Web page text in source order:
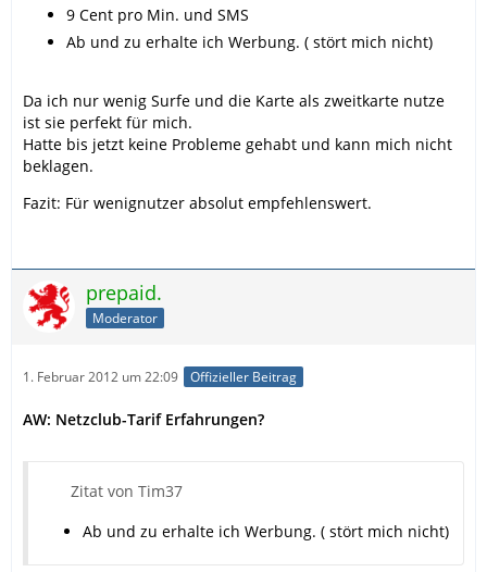
9 Cent pro Min. und SMS
Ab und zu erhalte ich Werbung. ( stört mich nicht)
Da ich nur wenig Surfe und die Karte als zweitkarte nutze
ist sie perfekt für mich.
Hatte bis jetzt keine Probleme gehabt und kann mich nicht
beklagen.
Fazit: Für wenignutzer absolut empfehlenswert.
prepaid.
Moderator
1. Februar 2012 um 22:09 Offizieller Beitrag
AW: Netzclub-Tarif Erfahrungen?
Zitat von Tim37
Ab und zu erhalte ich Werbung. ( stört mich nicht)